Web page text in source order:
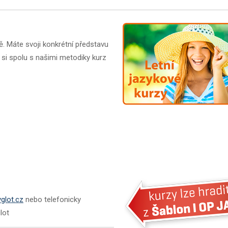
Máte svoji konkrétní představu
spolu s našimi metodiky kurz
nebo telefonicky